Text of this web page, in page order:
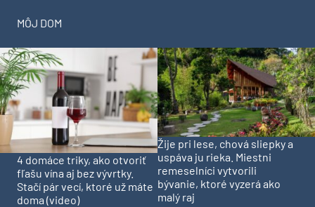
MÔJ DOM
4 domáce triky, ako otvoriť
fľašu vína aj bez vývrtky.
Stačí pár vecí, ktoré už máte
doma (video)
Žije pri lese, chová sliepky a
uspáva ju rieka. Miestni
remeselníci vytvorili
bývanie, ktoré vyzerá ako
malý raj